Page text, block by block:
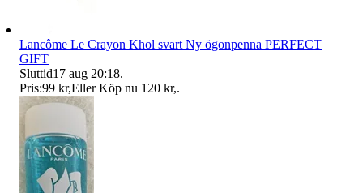
Lancôme Le Crayon Khol svart Ny ögonpenna PERFECT
GIFT
Sluttid17 aug 20:18.
Pris:99 kr,Eller Köp nu 120 kr,.